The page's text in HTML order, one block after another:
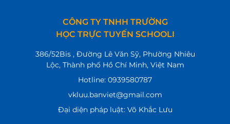
CÔNG TY TNHH TRƯỜNG
HỌC TRỰC TUYẾN SCHOOLI
386/52Bis , Đường Lê Văn Sỹ, Phường Nhiêu
Lộc, Thành phố Hồ Chí Minh, Việt Nam
Hotline: 0939580787
vkluu.banviet@gmail.com
Đại diện pháp luật: Võ Khắc Lưu